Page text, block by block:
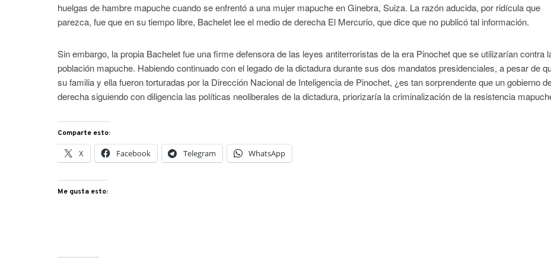
huelgas de hambre mapuche cuando se enfrentó a una mujer mapuche en Ginebra, Suiza. La razón aducida, por ridícula que
parezca, fue que en su tiempo libre, Bachelet lee el medio de derecha El Mercurio, que dice que no publicó tal información.
Sin embargo, la propia Bachelet fue una firme defensora de las leyes antiterroristas de la era Pinochet que se utilizarían contra
población mapuche. Habiendo continuado con el legado de la dictadura durante sus dos mandatos presidenciales, a pesar de
su familia y ella fueron torturadas por la Dirección Nacional de Inteligencia de Pinochet, ¿es tan sorprendente que un gobierno
derecha siguiendo con diligencia las políticas neoliberales de la dictadura, priorizaría la criminalización de la resistencia
Comparte esto:
X Facebook Telegram WhatsApp
Me gusta esto: